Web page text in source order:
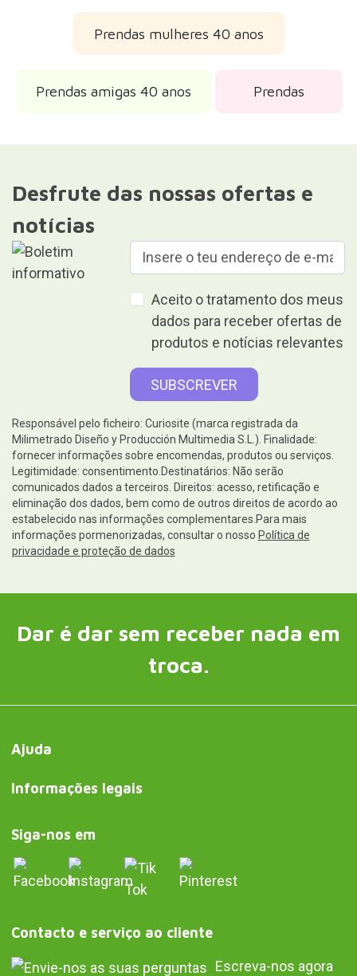
Prendas mulheres 40 anos
Prendas amigas 40 anos Prendas
Desfrute das nossas ofertas e
notícias
Aceito o tratamento dos meus
dados para receber ofertas de
produtos e notícias relevantes
Responsável pelo ficheiro: Curiosite (marca registrada da
Milimetrado Diseño y Producción Multimedia S.L.). Finalidade:
fornecer informações sobre encomendas, produtos ou serviços.
Legitimidade: consentimento.Destinatários: Não serão
comunicados dados a terceiros. Direitos: acesso, retificação e
eliminação dos dados, bem como de outros direitos de acordo ao
estabelecido nas informações complementares.Para mais
informações pormenorizadas, consultar o nosso Política de
privacidade e proteção de dados
Dar é dar sem receber nada em
troca.
Ajuda
Informações legais
Siga-nos em
Contacto e serviço ao cliente
Escreva-nos agora